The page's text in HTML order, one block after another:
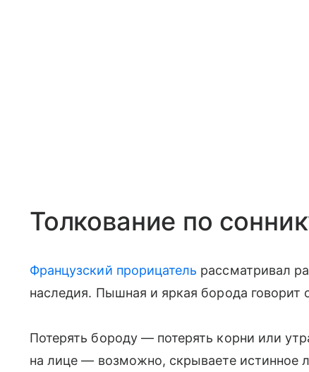
Толкование по
Французский прорицатель рассматривал
наследия. Пышная и яркая борода
Потерять бороду — потерять корни или
на лице — возможно, скрываете истинное